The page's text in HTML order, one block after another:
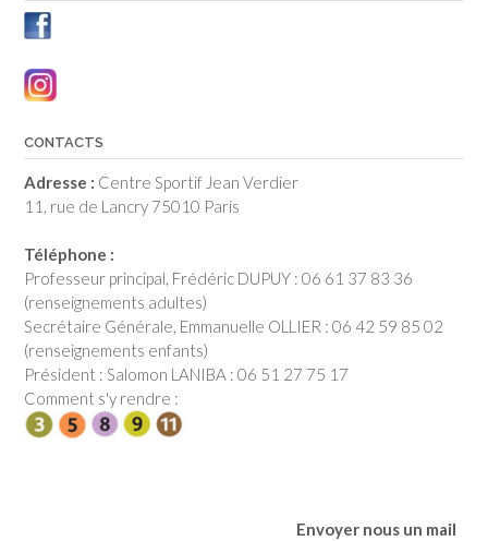
CONTACTS
Adresse : Centre Sportif Jean Verdier
11, rue de Lancry 75010 Paris
Téléphone :
Professeur principal, Frédéric DUPUY : 06 61 37 83 36
(renseignements adultes)
Secrétaire Générale, Emmanuelle OLLIER : 06 42 59 85 02
(renseignements enfants)
Président : Salomon LANIBA : 06 51 27 75 17
Comment s'y rendre :
Envoyer nous un mail